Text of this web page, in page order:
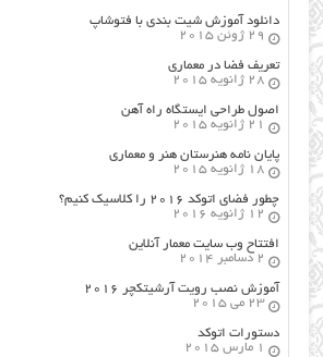
دانلود آموزش شیت بندی با فتوشاپ
29 ژوئن 2015
تعریف فضا در معماری
28 ژانویه 2015
اصول طراحي ایستگاه راه آهن
21 ژانویه 2015
پایان نامه هنرستان هنر و معماري
18 ژانویه 2015
چطور فضای اتوکد ۲۰۱۶ را کلاسیک کنیم؟
12 ژانویه 2016
افتتاح وب سایت معمار آنلاین
2 دسامبر 2014
آموزش نصب رویت آرشیتکچر ۲۰۱۶
23 می 2015
دستورات اتوکد
1 مارس 2015